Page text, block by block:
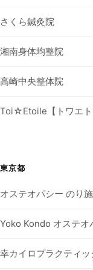
さくら鍼灸院
湘南身体均整院
高崎中央整体院
Toi☆Etoile【トワエト
東京都
オステオパシー のり
Yoko Kondo オステオ
幸カイロプラクティッ